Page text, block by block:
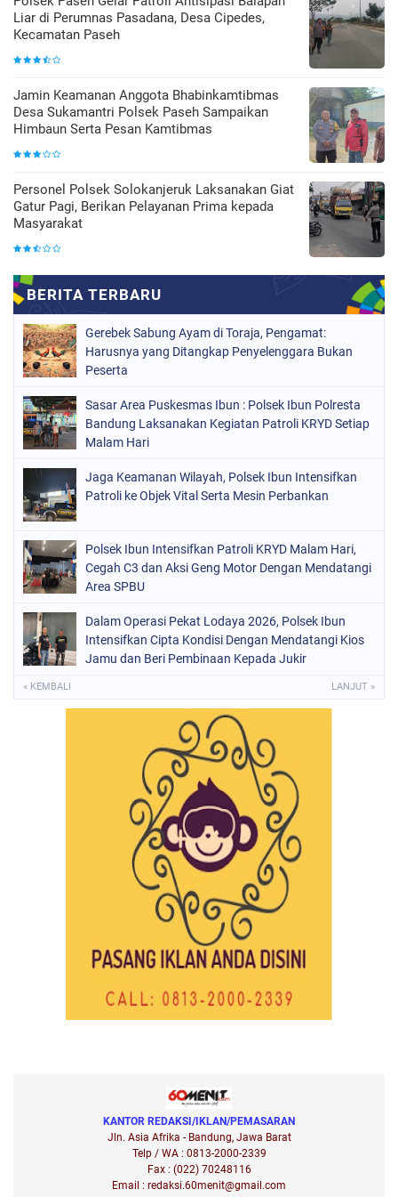
Liar di Perumnas Pasadana, Desa Cipedes,
Kecamatan Paseh
Jamin Keamanan Anggota Bhabinkamtibmas
Desa Sukamantri Polsek Paseh Sampaikan
Himbaun Serta Pesan Kamtibmas
Personel Polsek Solokanjeruk Laksanakan Giat
Gatur Pagi, Berikan Pelayanan Prima kepada
Masyarakat
Gerebek Sabung Ayam di Toraja, Pengamat:
Harusnya yang Ditangkap Penyelenggara Bukan
Peserta
Sasar Area Puskesmas Ibun : Polsek Ibun Polresta
Bandung Laksanakan Kegiatan Patroli KRYD Setiap
Malam Hari
Jaga Keamanan Wilayah, Polsek Ibun Intensifkan
Patroli ke Objek Vital Serta Mesin Perbankan
Polsek Ibun Intensifkan Patroli KRYD Malam Hari,
Cegah C3 dan Aksi Geng Motor Dengan Mendatangi
Area SPBU
Dalam Operasi Pekat Lodaya 2026, Polsek Ibun
Intensifkan Cipta Kondisi Dengan Mendatangi Kios
Jamu dan Beri Pembinaan Kepada Jukir
« KEMBALI LANJUT »
KANTOR REDAKSI/IKLAN/PEMASARAN
Jln. Asia Afrika - Bandung, Jawa Barat
Telp / WA : 0813-2000-2339
Fax : (022) 70248116
Email : redaksi.60menit@gmail.com